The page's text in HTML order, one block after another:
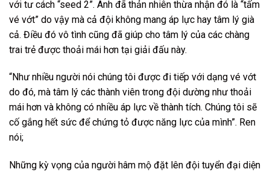
với tư cách “seed 2”. Anh đã thản nhiên thừa nhận đó là “tấm
vé vớt” do vậy mà cả đội không mang áp lực hay tâm lý già
cả. Điều đó vô tình cũng đã giúp cho tâm lý của các chàng
trai trẻ được thoải mái hơn tại giải đấu này.
“Như nhiều người nói chúng tôi được đi tiếp với dạng vé vớt
do đó, mà tâm lý các thành viên trong đội dường như thoải
mái hơn và không có nhiều áp lực về thành tích. Chúng tôi sẽ
cố gắng hết sức để chứng tỏ được năng lực của mình”. Ren
nói;
Những kỳ vọng của người hâm mộ đặt lên đội tuyển đại diện